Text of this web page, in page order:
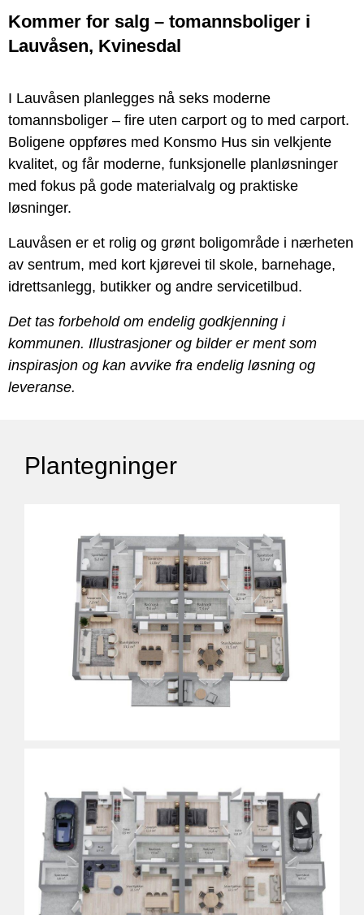
Kommer for salg – tomannsboliger i
Lauvåsen, Kvinesdal
I Lauvåsen planlegges nå seks moderne
tomannsboliger – fire uten carport og to med carport.
Boligene oppføres med Konsmo Hus sin velkjente
kvalitet, og får moderne, funksjonelle planløsninger
med fokus på gode materialvalg og praktiske
løsninger.
Lauvåsen er et rolig og grønt boligområde i nærheten
av sentrum, med kort kjørevei til skole, barnehage,
idrettsanlegg, butikker og andre servicetilbud.
Det tas forbehold om endelig godkjenning i
kommunen. Illustrasjoner og bilder er ment som
inspirasjon og kan avvike fra endelig løsning og
leveranse.
Plantegninger